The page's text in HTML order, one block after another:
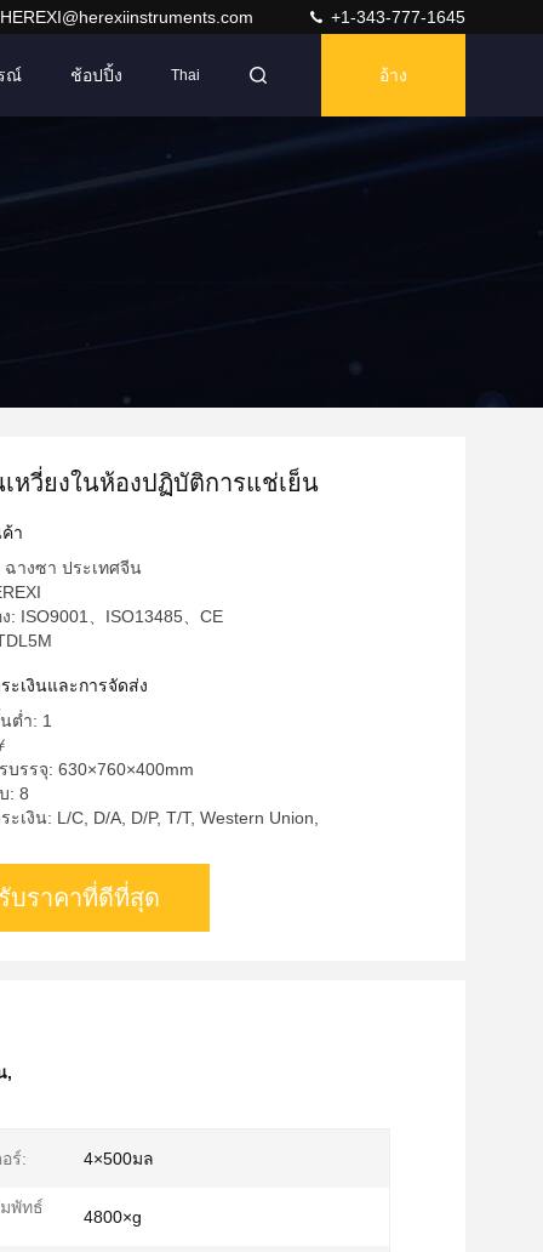
HEREXI@herexiinstruments.com +1-343-777-1645
ณ์ ช้อปปิ้ง Thai อ้าง
เหวี่ยงในห้องปฏิบัติการแช่เย็น
า
ฉางซา ประเทศจีน
: ISO9001、ISO13485、CE
ะเงินและการจัดส่ง
ต่ำ: 1
บรรจุ: 630×760×400mm
: 8
ะเงิน: L/C, D/A, D/P, T/T, Western Union,
รับราคาที่ดีที่สุด
,
ร์: 4×500มล
มพัทธ์
4800×g